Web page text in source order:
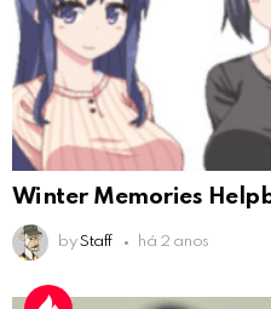
Winter Memories
by Staff há 2 anos